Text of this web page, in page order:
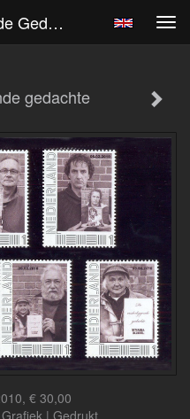
Nico Kok - De Onderliggende Gedachte
gedachte
€ 30,00